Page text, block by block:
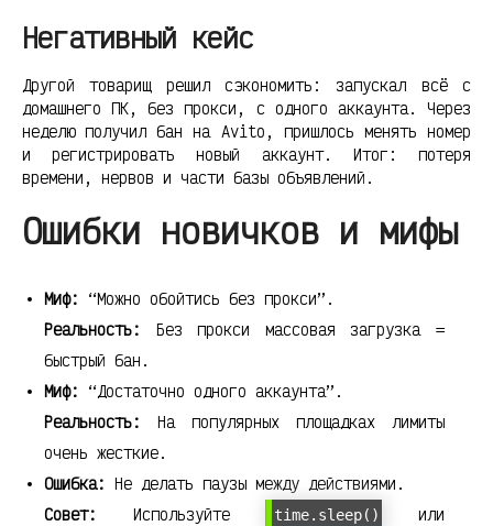
Негативный кейс
Другой товарищ решил сэкономить: запускал всё с
домашнего ПК, без прокси, с одного аккаунта. Через
неделю получил бан на Avito, пришлось менять номер
и регистрировать новый аккаунт. Итог: потеря
времени, нервов и части базы объявлений.
Ошибки новичков и мифы
Миф: “Можно обойтись без прокси”.
Реальность:
Без прокси массовая загрузка =
быстрый бан.
Миф: “Достаточно одного аккаунта”.
Реальность:
На популярных площадках лимиты
очень жесткие.
Ошибка: Не делать паузы между действиями.
Совет:
Используйте time.sleep()
или